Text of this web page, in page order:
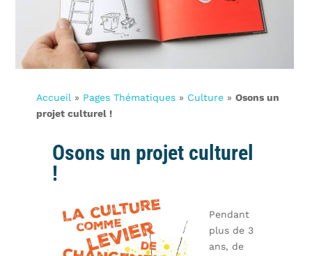
Accueil » Pages Thématiques » Culture »Osons un
projet culturel !
Osons un projet culturel
!
Pendant
plus de 3
ans, de